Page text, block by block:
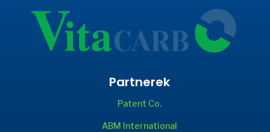
Partnerek
Patent Co.
ABM International